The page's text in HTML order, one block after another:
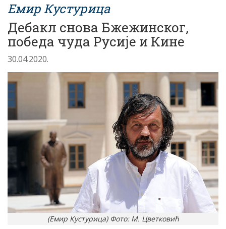
Емир Кустурица
Дебакл снова Бжежинског,
победа чуда Русије и Кине
30.04.2020.
(Емир Кустурица) Фото: М. Цветковић